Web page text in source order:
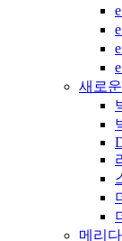
새로
메리